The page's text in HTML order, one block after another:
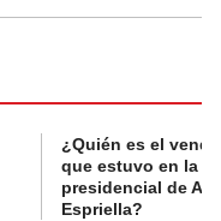
¿Quién es el
que estuvo en la
presidencial de
Espriella?